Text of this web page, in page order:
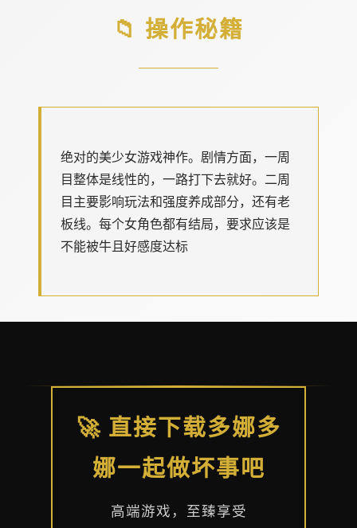
📁 操作秘籍
绝对的美少女游戏神作。剧情方面，一周
目整体是线性的，一路打下去就好。二周
目主要影响玩法和强度养成部分，还有老
板线。每个女角色都有结局，要求应该是
不能被牛且好感度达标
🚀 直接下载多娜多
娜一起做坏事吧
高端游戏，至臻享受